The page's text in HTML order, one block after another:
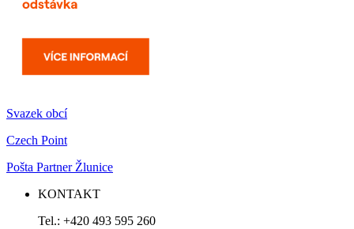
Svazek obcí
Czech Point
Pošta Partner Žlunice
KONTAKT
Tel.: +420 493 595 260